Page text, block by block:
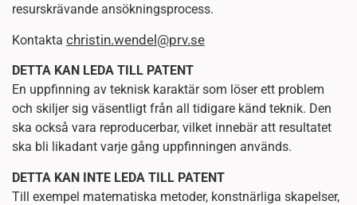
resurskrävande ansökningsprocess.
Kontakta christin.wendel@prv.se
DETTA KAN LEDA TILL PATENT
En uppfinning av teknisk karaktär som löser ett problem
och skiljer sig väsentligt från all tidigare känd teknik. Den
ska också vara reproducerbar, vilket innebär att resultatet
ska bli likadant varje gång uppfinningen används.
DETTA KAN INTE LEDA TILL PATENT
Till exempel matematiska metoder, konstnärliga skapelser,